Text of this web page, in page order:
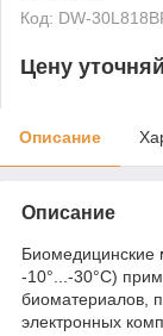
Код: DW-
Цену
Описание
Описание
Биомедицинские
-10°...-30°C)
биоматериалов,
электронных